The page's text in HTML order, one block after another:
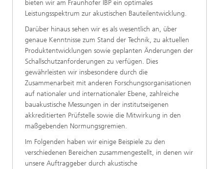
bieten wir am Fraunhofer IBP ein optimales
Leistungsspektrum zur akustischen Bauteilentwicklung.
Darüber hinaus sehen wir es als wesentlich an, über
genaue Kenntnisse zum Stand der Technik, zu aktuellen
Produktentwicklungen sowie geplanten Änderungen der
Schallschutzanforderungen zu verfügen. Dies
gewährleisten wir insbesondere durch die
Zusammenarbeit mit anderen Forschungsorganisationen
auf nationaler und internationaler Ebene, zahlreiche
bauakustische Messungen in der institutseigenen
akkreditierten Prüfstelle sowie die Mitwirkung in den
maßgebenden Normungsgremien.
Im Folgenden haben wir einige Beispiele zu den
verschiedenen Bereichen zusammengestellt, in denen wir
unsere Auftraggeber durch akustische